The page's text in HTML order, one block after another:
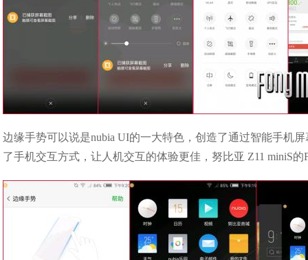
边缘手势可以说是nubia UI的一大特色，创造了通过智能手机
了手机交互方式，让人机交互的体验更佳，努比亚 Z11 miniS